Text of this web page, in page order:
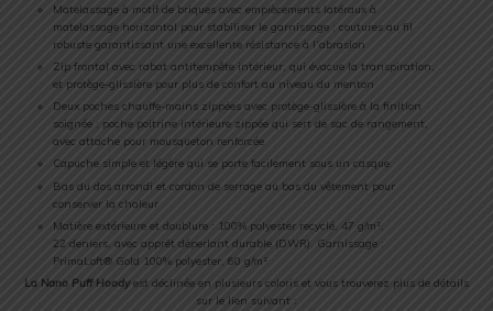
Matelassage à motif de briques avec empiècements latéraux à
matelassage horizontal pour stabiliser le garnissage ; coutures au fil
robuste garantissant une excellente résistance à l’abrasion
Zip frontal avec rabat antitempête intérieur, qui évacue la transpiration,
et protège-glissière pour plus de confort au niveau du menton
Deux poches chauffe-mains zippées avec protège-glissière à la finition
soignée ; poche poitrine intérieure zippée qui sert de sac de rangement,
avec attache pour mousqueton renforcée
Capuche simple et légère qui se porte facilement sous un casque
Bas du dos arrondi et cordon de serrage au bas du vêtement pour
conserver la chaleur
Matière extérieure et doublure : 100% polyester recyclé, 47 g/m²,
22 deniers, avec apprêt déperlant durable (DWR). Garnissage :
PrimaLoft® Gold 100% polyester, 60 g/m²
La Nano Puff Hoodyest déclinée en plusieurs coloris et vous trouverez plus de détails
sur le lien suivant :